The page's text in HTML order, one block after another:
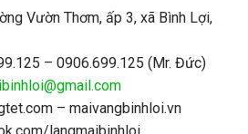
Vườn Thơm, ấp 3, xã Bình Lợi,
– 0906.699.125 (Mr. Đức)
– maivangbinhloi.vn